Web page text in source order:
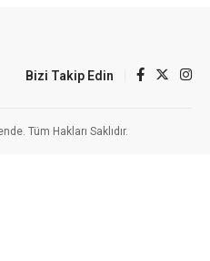
Bizi Takip Edin
Tüm Hakları Saklıdır.